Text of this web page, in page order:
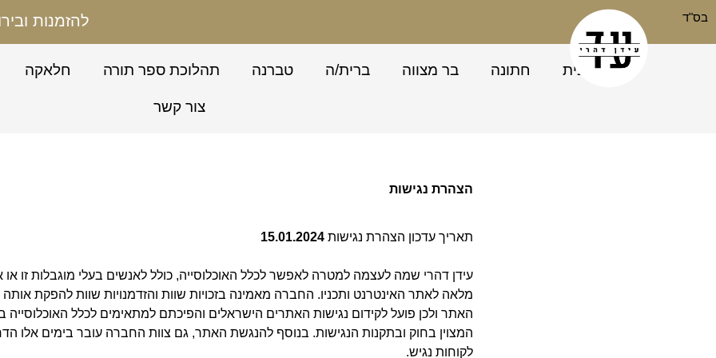
בס"ד
להזמנות ובירורים:
בית חתונה בר מצווה ברית/ה טברנה תהלוכת ספר תורה חלאקה
צור קשר
הצהרת נגישות
תאריך עדכון הצהרת נגישות 15.01.2024
עידן דהרי שמה לעצמה למטרה לאפשר לכלל האוכלוסייה, כולל לאנשים בעלי מוגבלות זו
מלאה לאתר האינטרנט ותכניו. החברה מאמינה בזכויות שוות והזדמנויות שוות להפקת
האתר ולכן פועל לקידום נגישות האתרים הישראלים והפיכתם למתאימים לכלל האוכלוסייה
המצוין בחוק ובתקנות הנגישות. בנוסף להנגשת האתר, גם צוות החברה עובר בימים אלו
לקוחות נגיש.